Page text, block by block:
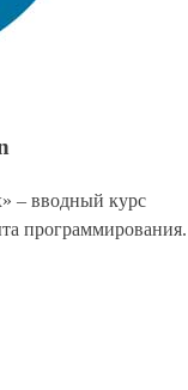
– вводный курс
программирования.